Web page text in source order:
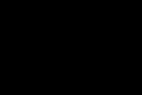
| Uw